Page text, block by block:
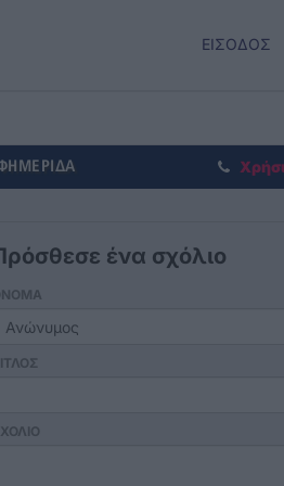
ΕΙΣΟΔΟΣ
ένα σχόλιο